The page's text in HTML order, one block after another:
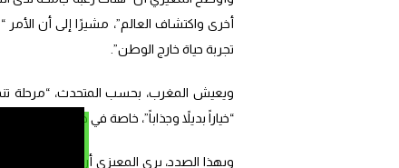
أخرى واكتشاف العالم”، مشيرًا إلى أن
تجربة حياة خارج الوطن”.
ويعيش المغرب، بحسب المتحدث، “مرحلة
“خياراً بديلاً وجذاباً”، خاصة في ظل القيود
وبهذا الصدد، يرى المعيزي أن القرعة